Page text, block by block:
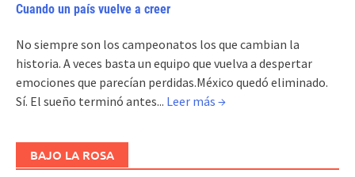
Cuando un país vuelve a creer
No siempre son los campeonatos los que cambian la
historia. A veces basta un equipo que vuelva a despertar
emociones que parecían perdidas.México quedó eliminado.
Sí. El sueño terminó antes... Leer más →
BAJO LA ROSA